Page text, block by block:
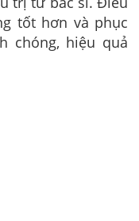
tốt hơn và phục
chóng, hiệu quả